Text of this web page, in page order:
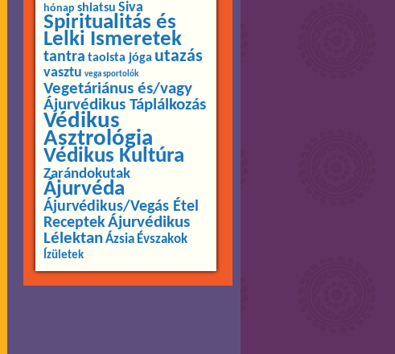
hónap shiatsu Siva
Spiritualitás és
Lelki Ismeretek
tantra taoista jóga utazás
vasztu vega sportolók
Vegetáriánus és/vagy
Ájurvédikus Táplálkozás
Védikus
Asztrológia
Védikus Kultúra
Zarándokutak
Ájurvéda
Ájurvédikus/Vegás Étel
ReceptekÁjurvédikus
LélektanÁzsia Évszakok
Ízületek